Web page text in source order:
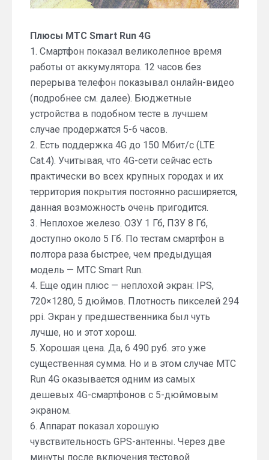
Плюсы МТС Smart Run 4G
1. Смартфон показал великолепное время
работы от аккумулятора. 12 часов без
перерыва телефон показывал онлайн-видео
(подробнее см. далее). Бюджетные
устройства в подобном тесте в лучшем
случае продержатся 5-6 часов.
2. Есть поддержка 4G до 150 Мбит/с (LTE
Cat.4). Учитывая, что 4G-сети сейчас есть
практически во всех крупных городах и их
территория покрытия постоянно расширяется,
данная возможность очень пригодится.
3. Неплохое железо. ОЗУ 1 Гб, ПЗУ 8 Гб,
доступно около 5 Гб. По тестам смартфон в
полтора раза быстрее, чем предыдущая
модель — МТС Smart Run.
4. Еще один плюс — неплохой экран: IPS,
720×1280, 5 дюймов. Плотность пикселей 294
ppi. Экран у предшественника был чуть
лучше, но и этот хорош.
5. Хорошая цена. Да, 6 490 руб. это уже
существенная сумма. Но и в этом случае МТС
Run 4G оказывается одним из самых
дешевых 4G-смартфонов с 5-дюймовым
экраном.
6. Аппарат показал хорошую
чувствительность GPS-антенны. Через две
минуты после включения тестовой